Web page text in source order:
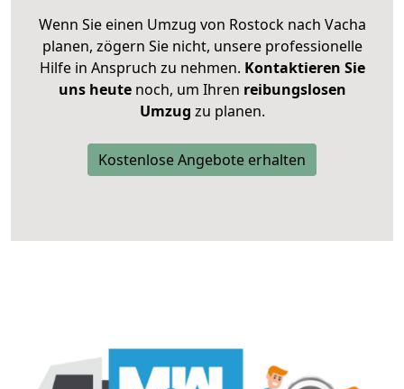
Wenn Sie einen Umzug von Rostock nach Vacha
planen, zögern Sie nicht, unsere professionelle
Hilfe in Anspruch zu nehmen. Kontaktieren Sie
uns heutenoch, um Ihren reibungslosen
Umzug zu planen.
Kostenlose Angebote erhalten